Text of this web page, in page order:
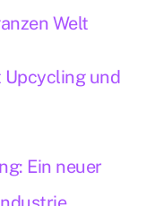
Welt
Upcycling und
Ein neuer